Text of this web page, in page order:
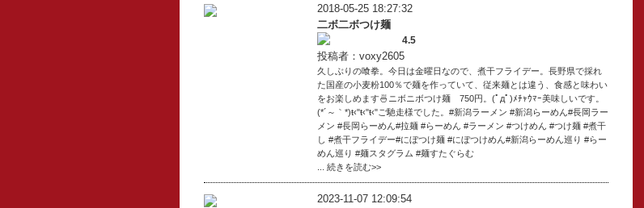
2018-05-25 18:27:32
二ボ二ボつけ麺
4.5
投稿者：voxy2605
久しぶりの喰拳。今日は金曜日なので、煮干フライデー。長野県で採れ
た国産の小麦粉100％で麺を作っていて、従来麺とは違う、食感と味わい
をお楽しめます​🍜ニボニボつけ麺 750円。(ﾟдﾟ)ﾒﾁｬｳﾏｰ美味しいです。
(*´～｀*)ŧ‹"ŧ‹"ŧ‹"ご馳走様でした。#新潟ラーメン #新潟らーめん#長岡ラー
メン #長岡らーめん#拉麺 #らーめん #ラーメン #つけめん #つけ麺 #煮干
し #煮干フライデー#にぼつけ麺 #にぼつけめん#新潟らーめん巡り #らー
めん巡り #麺スタグラム #麺すたぐらむ
... 続きを読む>>
2023-11-07 12:09:54